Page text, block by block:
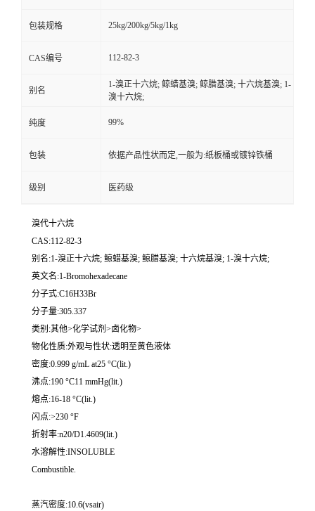
包装规格 25kg/200kg/5kg/1kg
CAS编号 112-82-3
别名
1-溴正十六烷; 鲸蜡基溴; 鲸腊基溴; 十六烷基溴; 1-
溴十六烷;
纯度 99%
包装 依据产品性状而定,一般为:纸板桶或镀锌铁桶
级别 医药级
溴代十六烷
CAS:112-82-3
别名:1-溴正十六烷; 鲸蜡基溴; 鲸腊基溴; 十六烷基溴; 1-溴十六烷;
英文名:1-Bromohexadecane
分子式:C16H33Br
分子量:305.337
类别:其他>化学试剂>卤化物>
物化性质:外观与性状:透明至黄色液体
密度:0.999 g/mL at25 °C(lit.)
沸点:190 °C11 mmHg(lit.)
熔点:16-18 °C(lit.)
闪点:>230 °F
折射率:n20/D1.4609(lit.)
水溶解性:INSOLUBLE
Combustible.
蒸汽密度:10.6(vsair)